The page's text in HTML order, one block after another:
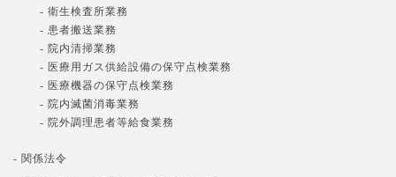
- 衛生検査所業務
- 患者搬送業務
- 院内清掃業務
- 医療用ガス供給設備の保守点検業務
- 医療機器の保守点検業務
- 院内滅菌消毒業務
- 院外調理患者等給食業務
- 関係法令